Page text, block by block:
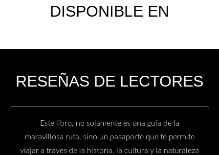
DISPONIBLE EN
RESEÑAS DE LECTORES
Este libro, no solamente es una guía de la
maravillosa ruta, sino un pasaporte que te permite
viajar a través de la historia, la cultura y la naturaleza